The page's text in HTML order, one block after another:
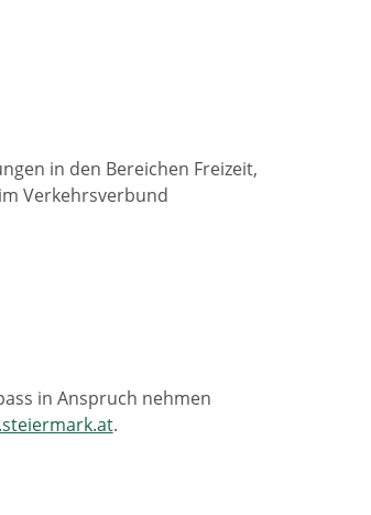
in den Bereichen Freizeit,
Verkehrsverbund
in Anspruch nehmen
.